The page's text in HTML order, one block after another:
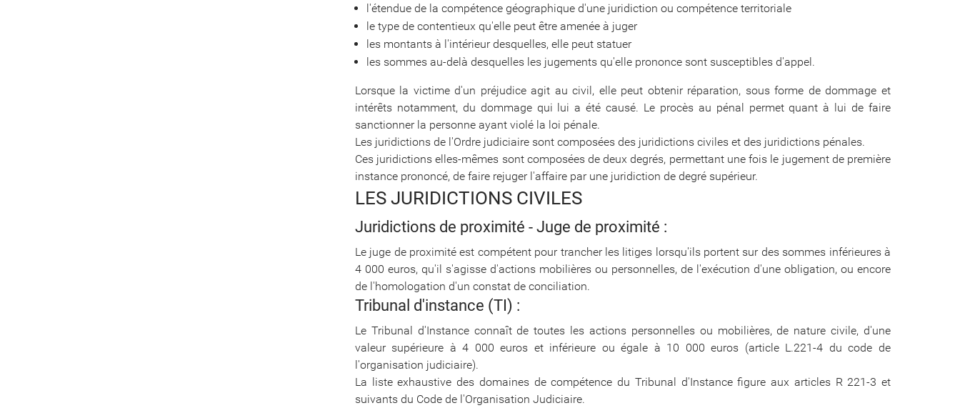
l'étendue de la compétence géographique d'une juridiction ou compétence territoriale
le type de contentieux qu'elle peut être amenée à juger
les montants à l'intérieur desquelles, elle peut statuer
les sommes au-delà desquelles les jugements qu'elle prononce sont susceptibles d'appel.
Lorsque la victime d'un préjudice agit au civil, elle peut obtenir réparation, sous forme de dommage et
intérêts notamment, du dommage qui lui a été causé. Le procès au pénal permet quant à lui de faire
sanctionner la personne ayant violé la loi pénale.
Les juridictions de l'Ordre judiciaire sont composées des juridictions civiles et des juridictions pénales.
Ces juridictions elles-mêmes sont composées de deux degrés, permettant une fois le jugement de première
instance prononcé, de faire rejuger l'affaire par une juridiction de degré supérieur.
LES JURIDICTIONS CIVILES
Juridictions de proximité - Juge de proximité :
Le juge de proximité est compétent pour trancher les litiges lorsqu'ils portent sur des sommes inférieures à
4 000 euros, qu'il s'agisse d'actions mobilières ou personnelles, de l'exécution d'une obligation, ou encore
de l'homologation d'un constat de conciliation.
Tribunal d'instance (TI) :
Le Tribunal d'Instance connaît de toutes les actions personnelles ou mobilières, de nature civile, d'une
valeur supérieure à 4 000 euros et inférieure ou égale à 10 000 euros (article L.221-4 du code de
l'organisation judiciaire).
La liste exhaustive des domaines de compétence du Tribunal d'Instance figure aux articles R 221-3 et
suivants du Code de l'Organisation Judiciaire.